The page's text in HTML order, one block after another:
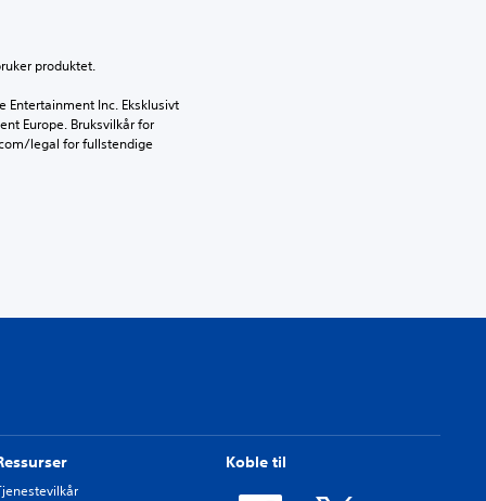
produktet.
Inc. Eksklusivt
Europe. Bruksvilkår for
legal for fullstendige
Koble til